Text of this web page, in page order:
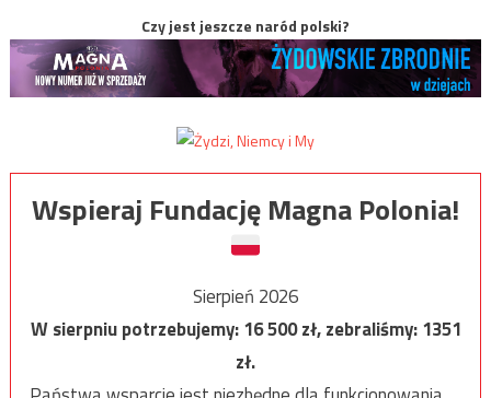
Czy jest jeszcze naród polski?
Wspieraj Fundację Magna Polonia!
Sierpień 2026
W sierpniu potrzebujemy:16 500zł, zebraliśmy:1351
zł.